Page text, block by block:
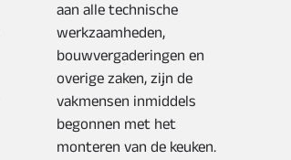
aan alle technische
werkzaamheden,
bouwvergaderingen en
overige zaken, zijn de
vakmensen inmiddels
begonnen met het
monteren van de keuken.